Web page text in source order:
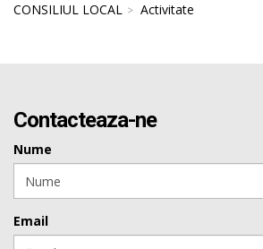
CONSILIUL LOCAL Activitate
Contacteaza-ne
Nume
Email